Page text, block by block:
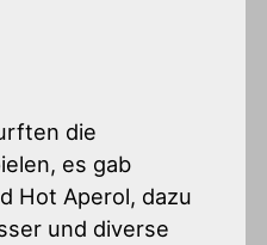
die
es gab
Hot Aperol, dazu
und diverse